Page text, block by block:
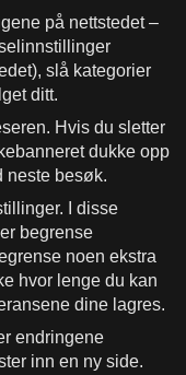
på nettstedet –
slå kategorier
ditt.
Hvis du sletter
dukke opp
neste besøk.
I disse
begrense
noen ekstra
hvor lenge du kan
dine lagres.
endringene
inn en ny side.